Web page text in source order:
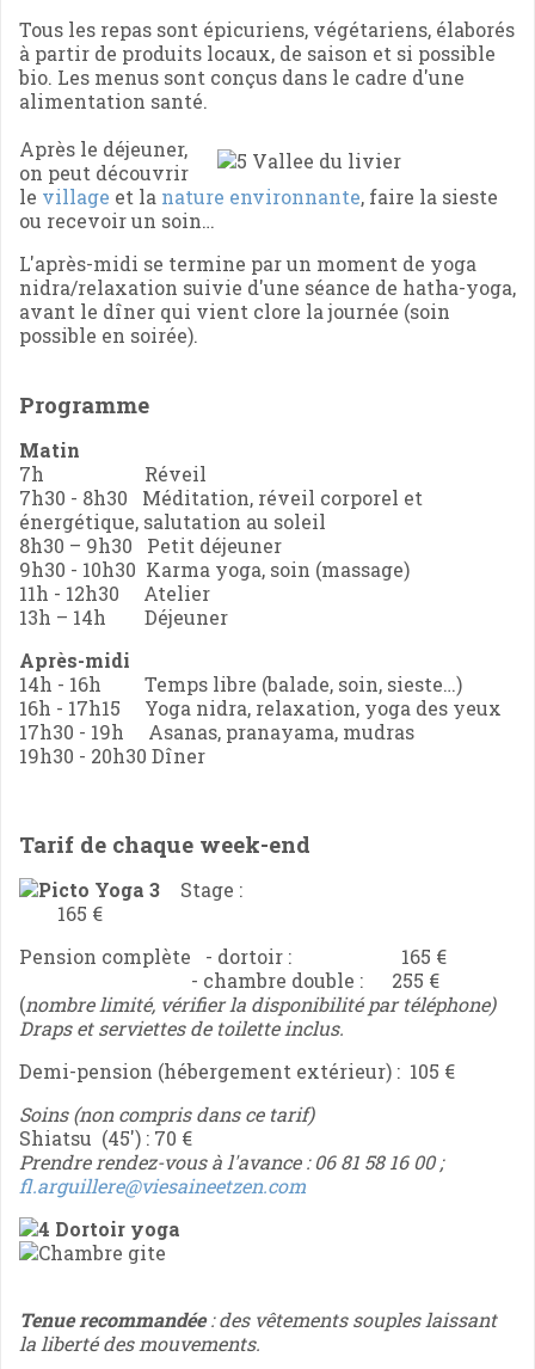
Tous les repas sont épicuriens, végétariens, élaborés
à partir de produits locaux, de saison et si possible
bio. Les menus sont conçus dans le cadre d'une
alimentation santé.
Après le déjeuner,
on peut découvrir
le village et la nature environnante, faire la sieste
ou recevoir un soin…
L'après-midi se termine par un moment de yoga
nidra/relaxation suivie d'une séance de hatha-yoga,
avant le dîner qui vient clore la journée (soin
possible en soirée).
Programme
Matin
7h Réveil
7h30 - 8h30 Méditation, réveil corporel et
énergétique, salutation au soleil
8h30 – 9h30 Petit déjeuner
9h30 - 10h30 Karma yoga, soin (massage)
11h - 12h30 Atelier
13h – 14h Déjeuner
Après-midi
14h - 16h Temps libre (balade, soin, sieste…)
16h - 17h15 Yoga nidra, relaxation, yoga des yeux
17h30 - 19h Asanas, pranayama, mudras
19h30 - 20h30 Dîner
Tarif de chaque week-end
Stage :
165 €
Pension complète - dortoir : 165 €
- chambre double : 255 €
(nombre limité, vérifier la disponibilité par téléphone)
Drapset serviettes de toilette inclus.
Demi-pension (hébergement extérieur) : 105 €
Soins (non compris dans ce tarif)
Shiatsu (45') : 70 €
Prendre rendez-vous à l'avance : 06 81 58 16 00 ;
fl.arguillere@viesaineetzen.com
Tenuerecommandée: des vêtements souples laissant
la liberté des mouvements.